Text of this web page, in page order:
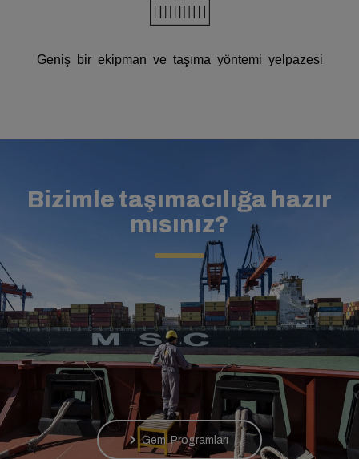
Geniş bir ekipman ve taşıma yöntemi yelpazesi
Bizimle taşımacılığa hazır
mısınız?
Gemi Programları